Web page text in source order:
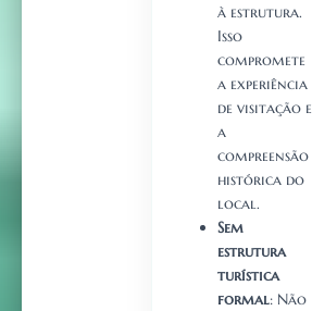
à estrutura.
Isso
compromete
a experiência
de visitação e
a
compreensão
histórica do
local.
Sem
estrutura
turística
formal: Não